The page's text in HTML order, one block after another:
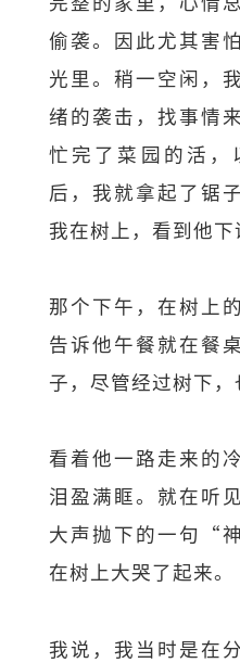
偷袭。因此尤其害
光里。稍一空闲，
绪的袭击，找事情
忙完了菜园的活，
后，我就拿起了锯
我在树上，看到他下
那个下午，在树上
告诉他午餐就在餐
子，尽管经过树下，
看着他一路走来的
泪盈满眶。就在听
大声抛下的一句“
在树上大哭了起来。
我说，我当时是在